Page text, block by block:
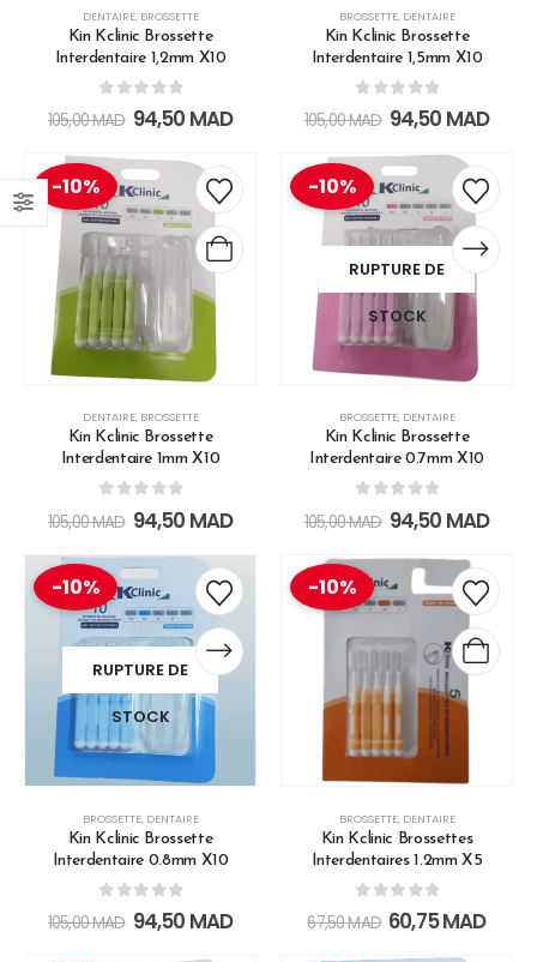
DENTAIRE, BROSSETTE
Kin Kclinic Brossette
Interdentaire 1,2mm X10
out of 5
105,00MAD 94,50 MAD
BROSSETTE, DENTAIRE
Kin Kclinic Brossette
Interdentaire 1,5mm X10
out of 5
105,00MAD 94,50 MAD
-10%
DENTAIRE, BROSSETTE
Kin Kclinic Brossette
Interdentaire 1mm X10
out of 5
105,00MAD 94,50 MAD
-10%
RUPTURE DE
STOCK
BROSSETTE, DENTAIRE
Kin Kclinic Brossette
Interdentaire 0.7mm X10
out of 5
105,00MAD 94,50 MAD
-10%
RUPTURE DE
STOCK
BROSSETTE, DENTAIRE
Kin Kclinic Brossette
Interdentaire 0.8mm X10
out of 5
105,00MAD 94,50 MAD
-10%
BROSSETTE, DENTAIRE
Kin Kclinic Brossettes
Interdentaires 1.2mm X5
out of 5
67,50MAD 60,75MAD